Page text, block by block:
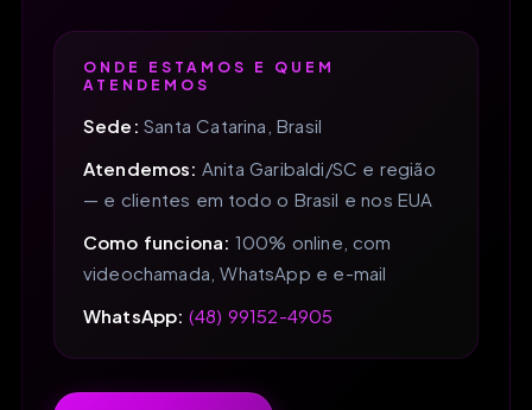
ONDE ESTAMOS E QUEM
ATENDEMOS
Sede: Santa Catarina, Brasil
Atendemos: Anita Garibaldi/SC e região
— e clientes em todo o Brasil e nos EUA
Como funciona: 100% online, com
videochamada, WhatsApp e e-mail
WhatsApp: (48) 99152-4905